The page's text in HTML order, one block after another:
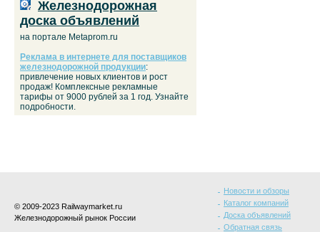
Железнодорожная
доска объявлений
на портале Metaprom.ru
Реклама в интернете для поставщиков
железнодорожной продукции:
привлечение новых клиентов и рост
продаж! Комплексные рекламные
тарифы от 9000 рублей за 1 год. Узнайте
подробности.
© 2009-2023 Railwaymarket.ru
Железнодорожный рынок России
Новости и обзоры
Каталог компаний
Доска объявлений
Обратная связь